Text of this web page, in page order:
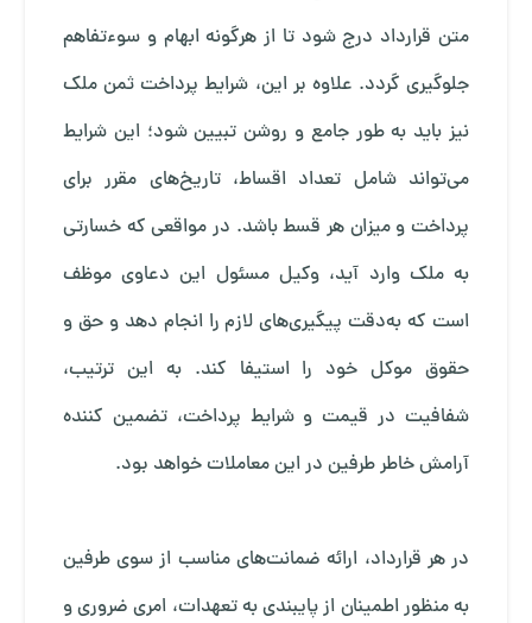
متن قرارداد درج شود تا از هرگونه ابهام و سوءتفاهم
جلوگیری گردد. علاوه بر این، شرایط پرداخت ثمن ملک
نیز باید به طور جامع و روشن تبیین شود؛ این شرایط
می‌تواند شامل تعداد اقساط، تاریخ‌های مقرر برای
پرداخت و میزان هر قسط باشد. در مواقعی که خسارتی
به ملک وارد آید، وکیل مسئول این دعاوی موظف
است که به‌دقت پیگیری‌های لازم را انجام دهد و حق و
حقوق موکل خود را استیفا کند. به این ترتیب،
شفافیت در قیمت و شرایط پرداخت، تضمین کننده
آرامش خاطر طرفین در این معاملات خواهد بود.
در هر قرارداد، ارائه ضمانت‌های مناسب از سوی طرفین
به منظور اطمینان از پایبندی به تعهدات، امری ضروری و